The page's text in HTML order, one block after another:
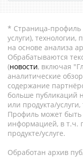
* Страница-профиль
услуги), технологии,
на основе анализа
Обрабатываются
(новости, включая
аналитические
содержание
больше публикаций
или продукта/
Профиль может быть
информацией, в т.ч.
продукте/услуге.
Обработан архив